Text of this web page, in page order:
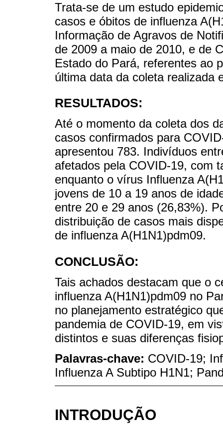
Trata-se de um estudo
casos e óbitos de influenza
Informação de Agravos de
de 2009 a maio de 2010, e de
Estado do Pará, referentes ao
última data da coleta realizada
RESULTADOS:
Até o momento da coleta dos
casos confirmados para
apresentou 783. Indivíduos
afetados pela COVID-19, com
enquanto o vírus Influenza
jovens de 10 a 19 anos de
entre 20 e 29 anos (26,83%).
distribuição de casos mais
de influenza A(H1N1)pdm09.
CONCLUSÃO:
Tais achados destacam que o
influenza A(H1N1)pdm09 no
no planejamento estratégico
pandemia de COVID-19, em
distintos e suas diferenças
Palavras-chave: COVID-19;
Influenza A Subtipo H1N1;
INTRODUÇÃO